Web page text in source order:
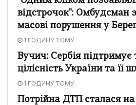
відстрочок": Омбудсман
масові порушення у
1 ГОДИНУ ТОМУ
Вучич: Сербія підтримує
цілісність України та її
1 ГОДИНУ ТОМУ
Потрійна ДТП сталася на